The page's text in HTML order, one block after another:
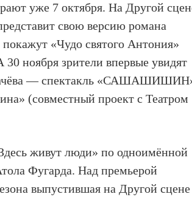
уже 7 октября. На Другой
свою версию романа
«Чудо святого Антония»
ноября зрители впервые увидят
— спектакль
(совместный проект с Театром
живут люди» по одноимённой
Фугарда. Над премьерой
выпустившая на Другой сцене